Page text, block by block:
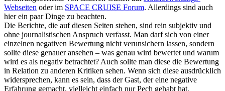
Webseiten oder im SPACE CRUISE Forum. Allerdings sind auch
hier ein paar Dinge zu beachten.
Die Berichte, die auf diesen Seiten stehen, sind rein subjektiv und
ohne journalistischen Anspruch verfasst. Man darf sich von einer
einzelnen negativen Bewertung nicht verunsichern lassen, sondern
sollte diese genauer ansehen – was genau wird bewertet und warum
wird es als negativ betrachtet? Auch sollte man diese die Bewertung
in Relation zu anderen Kritiken sehen. Wenn sich diese ausdrücklich
widersprechen, kann es sein, dass der Gast, der eine negative
Erfahrung gemacht, vielleicht einfach nur Pech gehabt hat.